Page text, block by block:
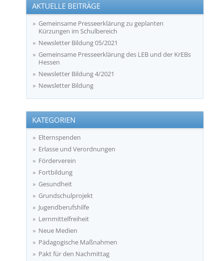
AKTUELLE BEITRÄGE
Gemeinsame Presseerklärung zu geplanten
Kürzungen im Schulbereich
Newsletter Bildung 05/2021
Gemeinsame Presseerklärung des LEB und der KrEBs
Hessen
Newsletter Bildung 4/2021
Newsletter Bildung
KATEGORIEN
Elternspenden
Erlasse und Verordnungen
Förderverein
Fortbildung
Gesundheit
Grundschulprojekt
Jugendberufshilfe
Lernmittelfreiheit
Neue Medien
Pädagogische Maßnahmen
Pakt für den Nachmittag